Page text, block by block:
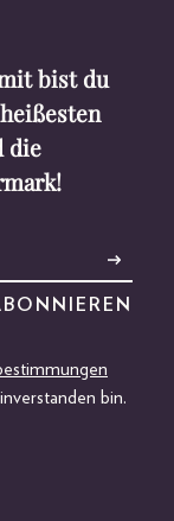
bist du
die
bin.